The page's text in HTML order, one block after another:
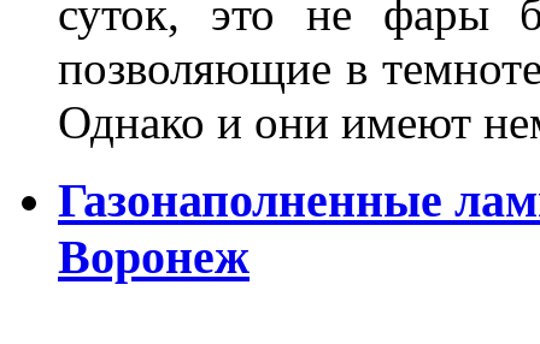
суток, это не фары
позволяющие в
Однако и они имеют
Газонаполненные
Воронеж